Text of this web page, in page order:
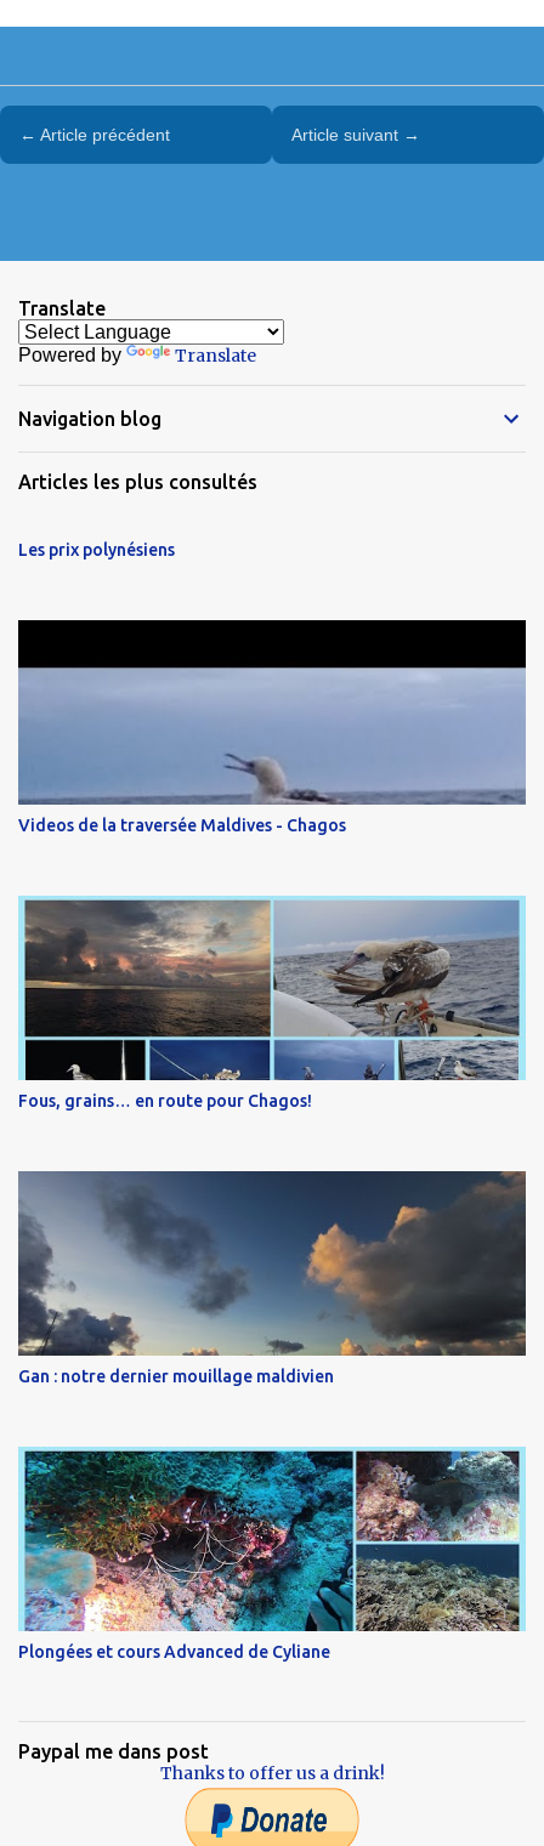
← Article précédent Article suivant →
Translate
Powered by Translate
Navigation blog
Articles les plus consultés
Les prix polynésiens
Videos de la traversée Maldives - Chagos
Fous, grains… en route pour Chagos!
Gan : notre dernier mouillage maldivien
Plongées et cours Advanced de Cyliane
Paypal me dans post
Thanks to offer us a drink!